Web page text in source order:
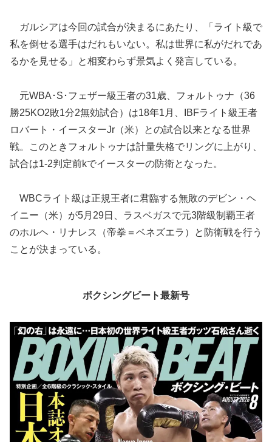
ガルシアは今回の試合が決まるにあたり、「ライト級で
私を倒せる選手はだれもいない。私は世界に私がだれであ
るかを見せる」と相変わらず景気よく発言している。
元WBA･S･フェザー級王者の31歳、フォルトゥナ（36
勝25KO2敗1分2無効試合）は18年1月、IBFライト級王者
ロバート・イースターJr（米）との試合以来となる世界
戦。このときフォルトゥナは計量失格でリングに上がり、
試合は1-2判定前kでイースターの防衛となった。
WBCライト級は正規王者に君臨する無敗のデビン・ヘ
イニー（米）が5月29日、ラスベガスで元3階級制覇王者
のホルヘ・リナレス（帝拳＝ベネズエラ）と防衛戦を行う
ことが決まっている。
ボクシングビート最新号